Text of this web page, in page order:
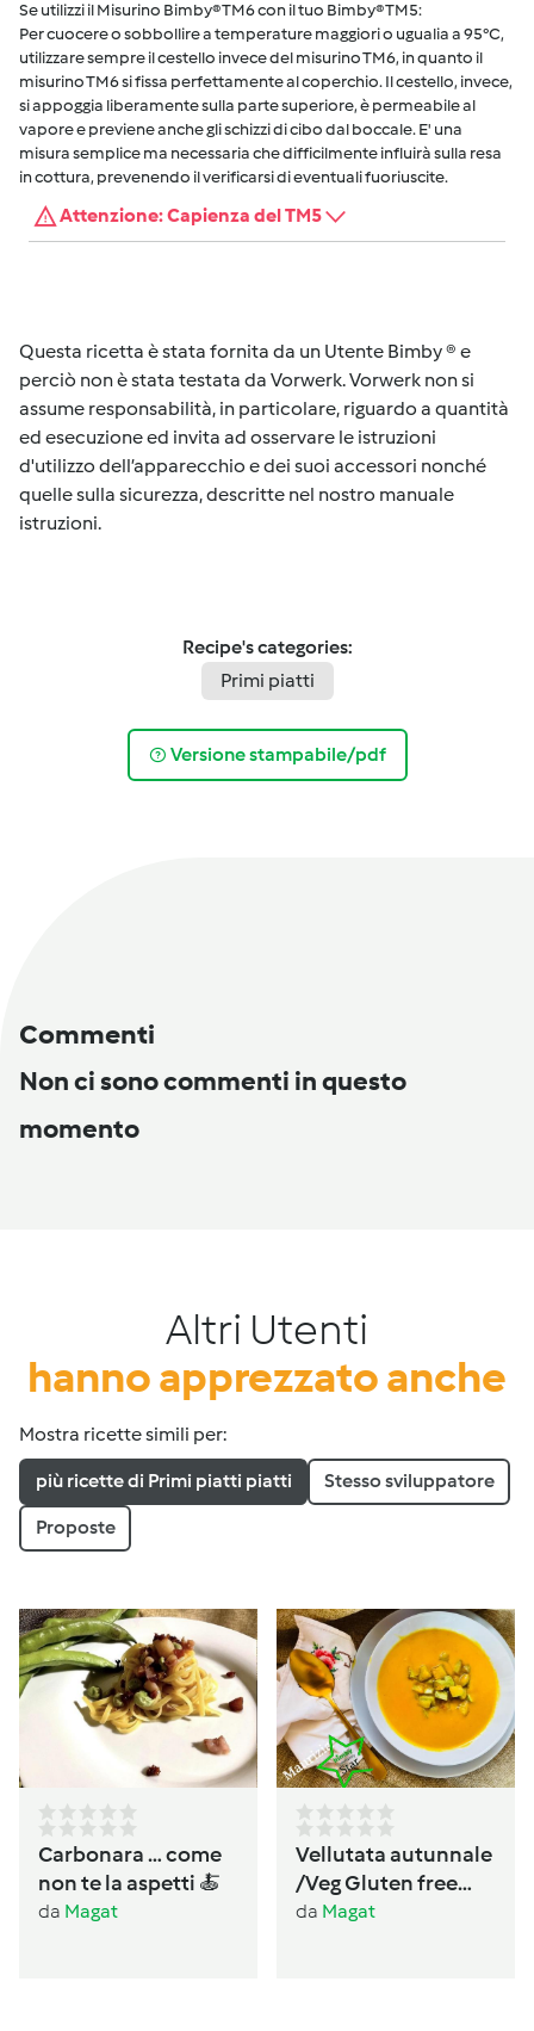
Se utilizzi il Misurino Bimby® TM6 con il tuo Bimby® TM5:
Per cuocere o sobbollire a temperature maggiori o ugualia a 95°C,
utilizzare sempre il cestello invece del misurino TM6, in quanto il
misurino TM6 si fissa perfettamente al coperchio. Il cestello, invece,
si appoggia liberamente sulla parte superiore, è permeabile al
vapore e previene anche gli schizzi di cibo dal boccale. E' una
misura semplice ma necessaria che difficilmente influirà sulla resa
in cottura, prevenendo il verificarsi di eventuali fuoriuscite.
Attenzione: Capienza del TM5
Questa ricetta è stata fornita da un Utente Bimby ® e
perciò non è stata testata da Vorwerk. Vorwerk non si
assume responsabilità, in particolare, riguardo a quantità
ed esecuzione ed invita ad osservare le istruzioni
d'utilizzo dell’apparecchio e dei suoi accessori nonché
quelle sulla sicurezza, descritte nel nostro manuale
istruzioni.
Recipe's categories:
Primi piatti
Versione stampabile/pdf
Commenti
Non ci sono commenti in questo
momento
Altri Utenti
hanno apprezzato anche
Mostra ricette simili per:
più ricette di Primi piatti piatti Stesso sviluppatore
Proposte
Carbonara … come
non te la aspetti 🍝
da Magat
Vellutata autunnale
/Veg Gluten free
Lactos free
da Magat